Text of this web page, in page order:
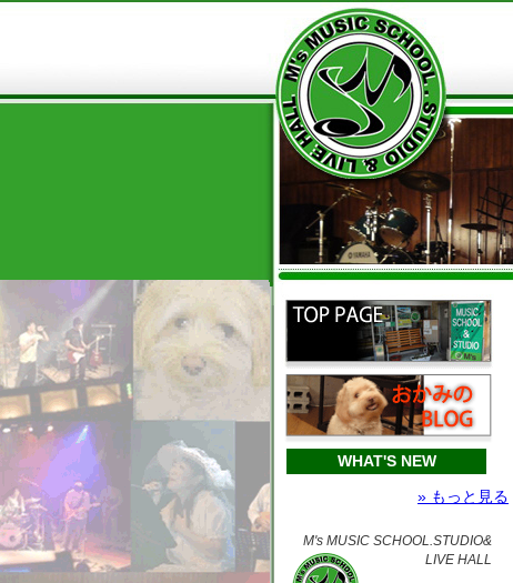
WHAT'S NEW
» もっと見る
M's MUSIC SCHOOL.STUDIO&
LIVE HALL